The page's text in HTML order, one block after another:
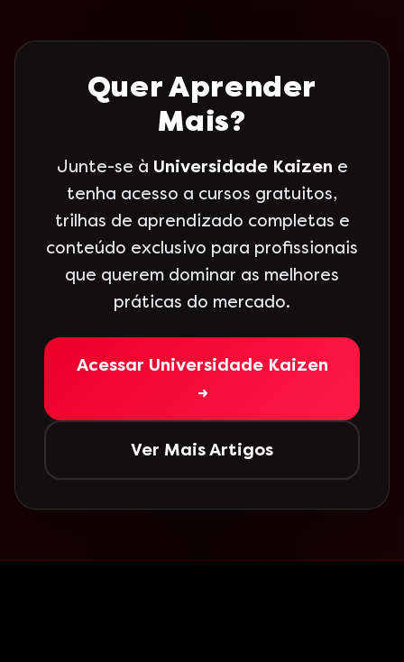
Quer Aprender
Mais?
Junte-se à Universidade Kaizen e
tenha acesso a cursos gratuitos,
trilhas de aprendizado completas e
conteúdo exclusivo para profissionais
que querem dominar as melhores
práticas do mercado.
Acessar Universidade Kaizen
→
Ver Mais Artigos